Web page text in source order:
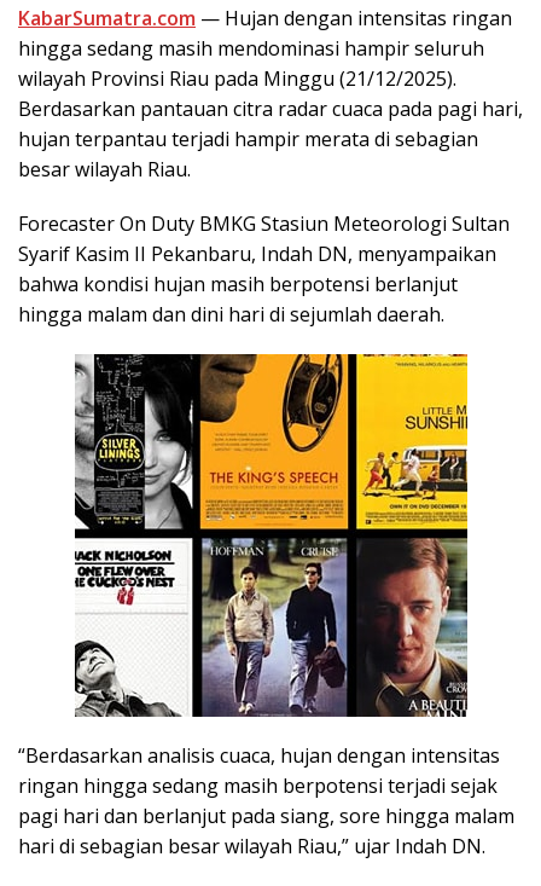
KabarSumatra.com — Hujan dengan intensitas ringan
hingga sedang masih mendominasi hampir seluruh
wilayah Provinsi Riau pada Minggu (21/12/2025).
Berdasarkan pantauan citra radar cuaca pada pagi hari,
hujan terpantau terjadi hampir merata di sebagian
besar wilayah Riau.
Forecaster On Duty BMKG Stasiun Meteorologi Sultan
Syarif Kasim II Pekanbaru, Indah DN, menyampaikan
bahwa kondisi hujan masih berpotensi berlanjut
hingga malam dan dini hari di sejumlah daerah.
“Berdasarkan analisis cuaca, hujan dengan intensitas
ringan hingga sedang masih berpotensi terjadi sejak
pagi hari dan berlanjut pada siang, sore hingga malam
hari di sebagian besar wilayah Riau,” ujar Indah DN.